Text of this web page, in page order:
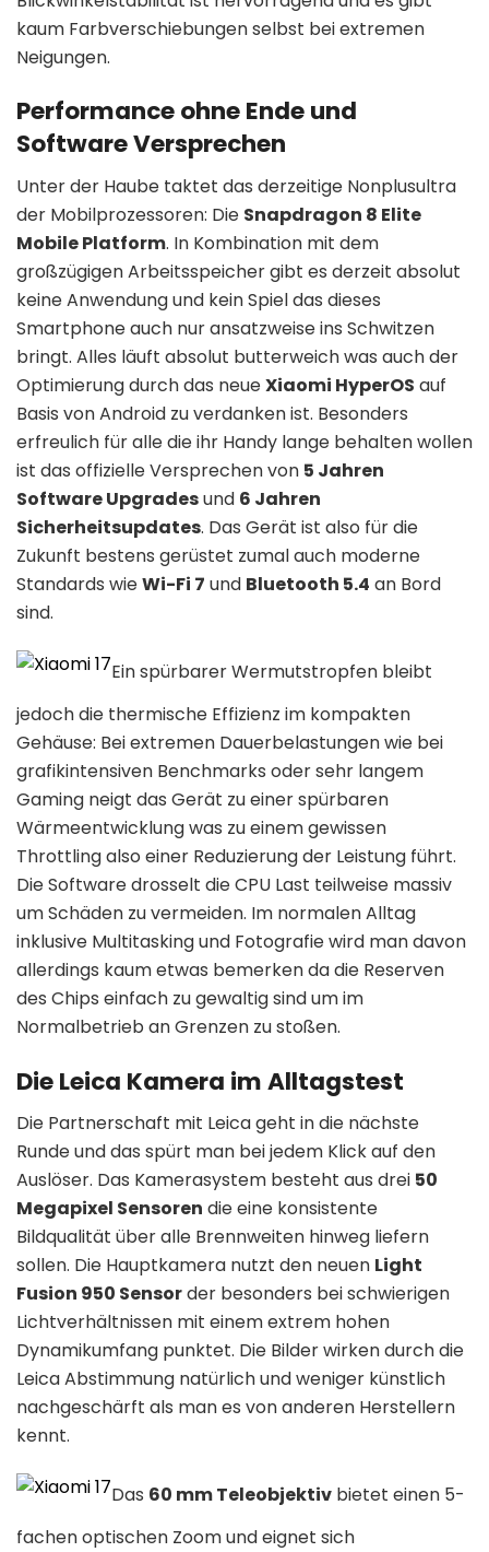
kaum Farbverschiebungen selbst bei extremen
Neigungen.
Performance ohne Ende und
Software Versprechen
Unter der Haube taktet das derzeitige Nonplusultra
der Mobilprozessoren: Die Snapdragon 8 Elite
Mobile Platform. In Kombination mit dem
großzügigen Arbeitsspeicher gibt es derzeit absolut
keine Anwendung und kein Spiel das dieses
Smartphone auch nur ansatzweise ins Schwitzen
bringt. Alles läuft absolut butterweich was auch der
Optimierung durch das neueXiaomi HyperOS auf
Basis von Android zu verdanken ist. Besonders
erfreulich für alle die ihr Handy lange behalten wollen
ist das offizielle Versprechen von 5 Jahren
Software Upgradesund 6 Jahren
Sicherheitsupdates. Das Gerät ist also für die
Zukunft bestens gerüstet zumal auch moderne
Standards wieWi-Fi 7 und Bluetooth 5.4 an Bord
sind.
Ein spürbarer Wermutstropfen bleibt
jedoch die thermische Effizienz im kompakten
Gehäuse: Bei extremen Dauerbelastungen wie bei
grafikintensiven Benchmarks oder sehr langem
Gaming neigt das Gerät zu einer spürbaren
Wärmeentwicklung was zu einem gewissen
Throttling also einer Reduzierung der Leistung führt.
Die Software drosselt die CPU Last teilweise massiv
um Schäden zu vermeiden. Im normalen Alltag
inklusive Multitasking und Fotografie wird man davon
allerdings kaum etwas bemerken da die Reserven
des Chips einfach zu gewaltig sind um im
Normalbetrieb an Grenzen zu stoßen.
Die Leica Kamera im Alltagstest
Die Partnerschaft mit Leica geht in die nächste
Runde und das spürt man bei jedem Klick auf den
Auslöser. Das Kamerasystem besteht aus drei 50
Megapixel Sensoren die eine konsistente
Bildqualität über alle Brennweiten hinweg liefern
sollen. Die Hauptkamera nutzt den neuen Light
Fusion 950 Sensorder besonders bei schwierigen
Lichtverhältnissen mit einem extrem hohen
Dynamikumfang punktet. Die Bilder wirken durch die
Leica Abstimmung natürlich und weniger künstlich
nachgeschärft als man es von anderen Herstellern
kennt.
Das 60 mm Teleobjektiv bietet einen 5-
fachen optischen Zoom und eignet sich